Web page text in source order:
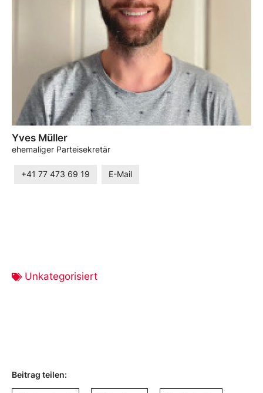
Yves Müller
ehemaliger Parteisekretär
+41 77 473 69 19 E-Mail
Unkategorisiert
Beitrag teilen: